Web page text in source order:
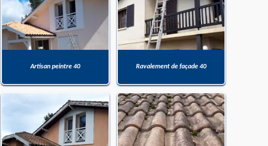
Artisan peintre 40 Ravalement de façade 40